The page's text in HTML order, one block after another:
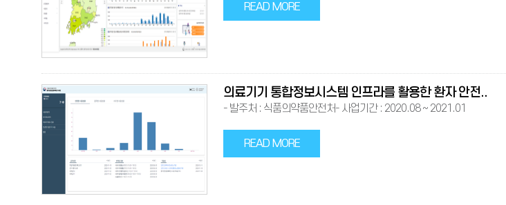
READ MORE
의료기기 통합정보시스템 인프라를 활용한 환자 안전..
- 발주처 : 식품의약품안전처- 사업기간 : 2020.08 ~ 2021.01
READ MORE